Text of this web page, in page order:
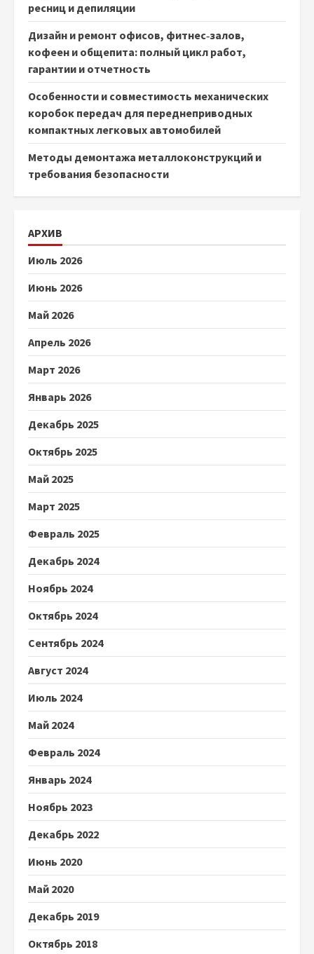
ресниц и депиляции
Дизайн и ремонт офисов, фитнес‑залов,
кофеен и общепита: полный цикл работ,
гарантии и отчетность
Особенности и совместимость механических
коробок передач для переднеприводных
компактных легковых автомобилей
Методы демонтажа металлоконструкций и
требования безопасности
АРХИВ
Июль 2026
Июнь 2026
Май 2026
Апрель 2026
Март 2026
Январь 2026
Декабрь 2025
Октябрь 2025
Май 2025
Март 2025
Февраль 2025
Декабрь 2024
Ноябрь 2024
Октябрь 2024
Сентябрь 2024
Август 2024
Июль 2024
Май 2024
Февраль 2024
Январь 2024
Ноябрь 2023
Декабрь 2022
Июнь 2020
Май 2020
Декабрь 2019
Октябрь 2018